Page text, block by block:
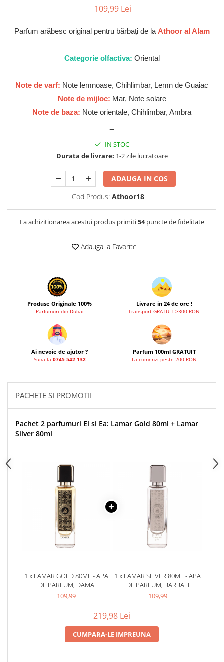
Parfumuri de SEARA
Parfumuri de IARNA
Cadouri pentru EL
Armaf
Asdaaf
Fragrance World
Frederic Patric
Grandeur Elite
Jenny Glow
Lattafa
Lattafa Pride
Maison Alhambra
Nusuk
Wadi al Khaleej
Mai Multe >>
Parfumuri Clona Originale
109,99 Lei
Parfum arăbesc original pentru bărbați de la Athoor al Alam
Categorie olfactiva: Oriental
Note de varf: Note lemnoase, Chihlimbar, Lemn de Guaiac
Note de mijloc: Mar, Note solare
Note de baza: Note orientale, Chihlimbar, Ambra
IN STOC
Durata de livrare: 1-2 zile lucratoare
ADAUGA IN COS
Cod Produs: Athoor18
La achizitionarea acestui produs primiti54puncte de fidelitate
Adauga la Favorite
Produse Originale 100%
Parfumuri din Dubai
Livrare in 24 de ore !
Transport GRATUIT >300 RON
Ai nevoie de ajutor ?
Suna la 0745 542 132
Parfum 100ml GRATUIT
La comenzi peste 200 RON
PACHETE SI PROMOTII
Pachet 2 parfumuri El si Ea: Lamar Gold 80ml + Lamar
Silver 80ml
1 x LAMAR GOLD 80ML - APA
DE PARFUM, DAMA
109,99
1 x LAMAR SILVER 80ML - APA
DE PARFUM, BARBATI
109,99
219,98 Lei
CUMPARA-LE IMPREUNA